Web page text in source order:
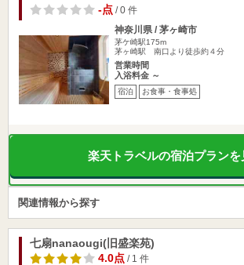
-点/ 0 件
神奈川県 / 茅ヶ崎市
茅ケ崎駅175m
茅ヶ崎駅 南口より徒歩約４分
営業時間
入浴料金 ～
宿泊 お食事・食事処
楽天トラベルの宿泊プランを
関連情報から探す
七扇nanaougi(旧盛楽苑)
4.0点/ 1 件